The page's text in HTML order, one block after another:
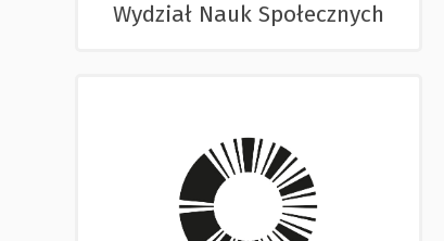
Wydział Nauk Społecznych